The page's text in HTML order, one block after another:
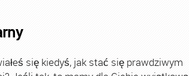
się kiedyś, jak stać się prawdziwym